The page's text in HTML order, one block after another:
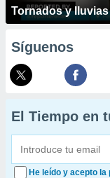
Tornados y
Síguenos
El Tiempo en
He leído y acepto